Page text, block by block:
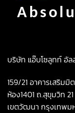
บริษัท แอ๊บโซลูทท์ อัล
159/21 อาคารเสริมมิ
ห้อง1401 ถ.สุขุมวิท
เขตวัฒนา กรุงเทพม